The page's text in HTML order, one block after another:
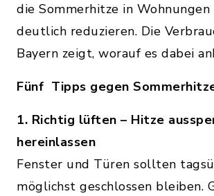
die Sommerhitze in
deutlich reduzieren. Die
Bayern zeigt, worauf es dabei
Fünf Tipps gegen
1. Richtig lüften – Hitze
hereinlassen
Fenster und Türen sollten
möglichst geschlossen bleiben.